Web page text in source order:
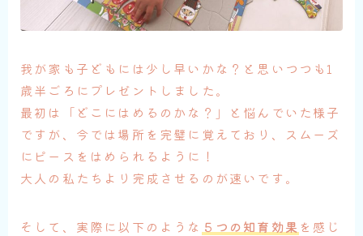
我が家も子どもには少し早いかな？と思いつつも1
歳半ごろにプレゼントしました。
最初は「どこにはめるのかな？」と悩んでいた様子
ですが、今では場所を完璧に覚えており、スムーズ
にピースをはめられるように！
大人の私たちより完成させるのが速いです。
そして、実際に以下のような ５つの知育効果 を感じ